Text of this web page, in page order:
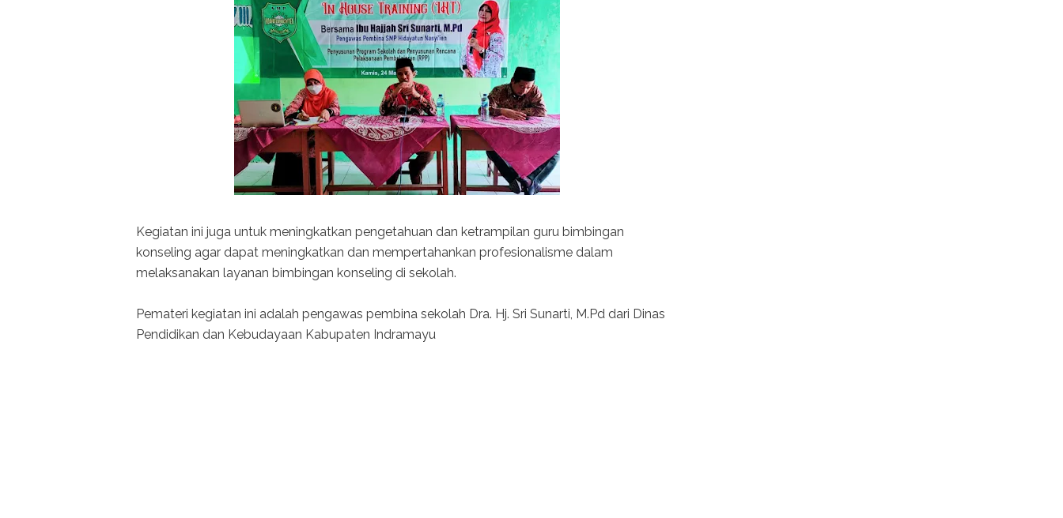
Kegiatan ini juga untuk meningkatkan pengetahuan dan ketrampilan guru bimbingan
konseling agar dapat meningkatkan dan mempertahankan profesionalisme dalam
melaksanakan layanan bimbingan konseling di sekolah.
Pemateri kegiatan ini adalah pengawas pembina sekolah Dra. Hj. Sri Sunarti, M.Pd dari Dinas
Pendidikan dan Kebudayaan Kabupaten Indramayu